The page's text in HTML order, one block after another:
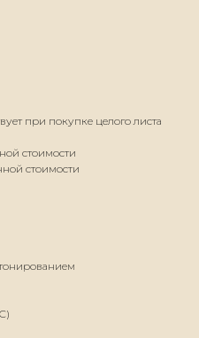
при покупке целого листа
стоимости
стоимости